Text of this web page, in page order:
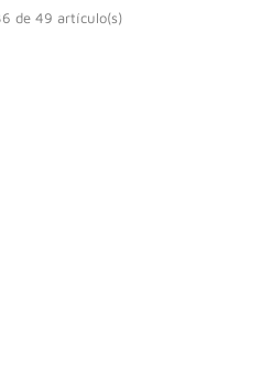
de 49 artículo(s)